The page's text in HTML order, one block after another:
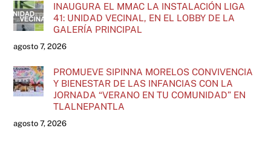
INAUGURA EL MMAC LA INSTALACIÓN LIGA
41: UNIDAD VECINAL, EN EL LOBBY DE LA
GALERÍA PRINCIPAL
agosto 7, 2026
PROMUEVE SIPINNA MORELOS CONVIVENCIA
Y BIENESTAR DE LAS INFANCIAS CON LA
JORNADA “VERANO EN TU COMUNIDAD” EN
TLALNEPANTLA
agosto 7, 2026